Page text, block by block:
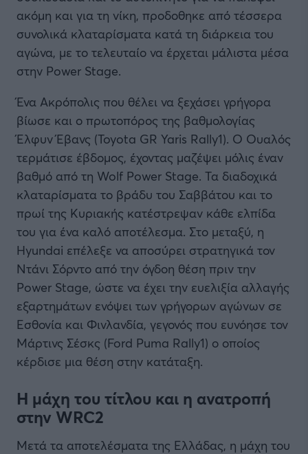
ακόμη και για τη νίκη, προδοθηκε από τέσσερα
συνολικά κλαταρίσματα κατά τη διάρκεια του
αγώνα, με το τελευταίο να έρχεται μάλιστα μέσα
στην Power Stage.
Ένα Ακρόπολις που θέλει να ξεχάσει γρήγορα
βίωσε και ο πρωτοπόρος της βαθμολογίας
Έλφυν Έβανς (Toyota GR Yaris Rally1). Ο Ουαλός
τερμάτισε έβδομος, έχοντας μαζέψει μόλις έναν
βαθμό από τη Wolf Power Stage. Τα διαδοχικά
κλαταρίσματα το βράδυ του Σαββάτου και το
πρωί της Κυριακής κατέστρεψαν κάθε ελπίδα
του για ένα καλό αποτέλεσμα. Στο μεταξύ, η
Hyundai επέλεξε να αποσύρει στρατηγικά τον
Ντάνι Σόρντο από την όγδοη θέση πριν την
Power Stage, ώστε να έχει την ευελιξία αλλαγής
εξαρτημάτων ενόψει των γρήγορων αγώνων σε
Εσθονία και Φινλανδία, γεγονός που ευνόησε τον
Μάρτινς Σέσκς (Ford Puma Rally1) ο οποίος
κέρδισε μια θέση στην κατάταξη.
Η μάχη του τίτλου και η ανατροπή
στην WRC2
Μετά τα αποτελέσματα της Ελλάδας, η μάχη του